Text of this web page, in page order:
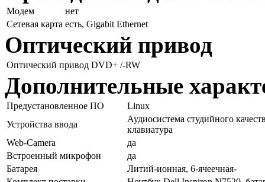
Модем
нет
Сетевая карта есть, Gigabit Ethernet
Оптический привод
Оптический привод DVD+ /-RW
Дополнительные
Предустановленное ПО
Linux
Устройства ввода
Аудиосистема студийного
клавиатура
Web-Camera
да
Встроенный микрофон
да
Батарея
Литий-ионная, 6-ячеечная-